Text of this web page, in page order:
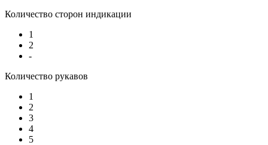
Количество сторон индикации
1
2
-
Количество рукавов
1
2
3
4
5